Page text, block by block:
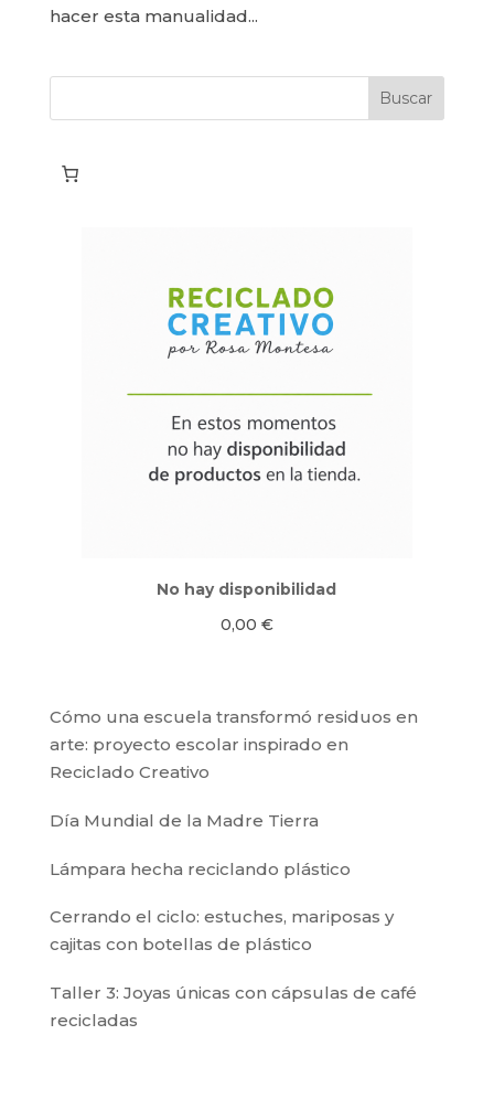
hacer esta manualidad...
No hay disponibilidad
0,00 €
Cómo una escuela transformó residuos en
arte: proyecto escolar inspirado en
Reciclado Creativo
Día Mundial de la Madre Tierra
Lámpara hecha reciclando plástico
Cerrando el ciclo: estuches, mariposas y
cajitas con botellas de plástico
Taller 3: Joyas únicas con cápsulas de café
recicladas